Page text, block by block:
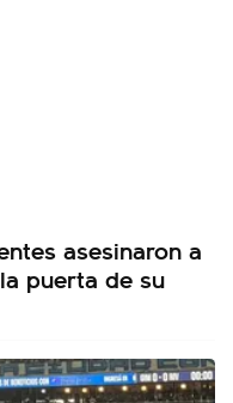
asesinaron a
puerta de su